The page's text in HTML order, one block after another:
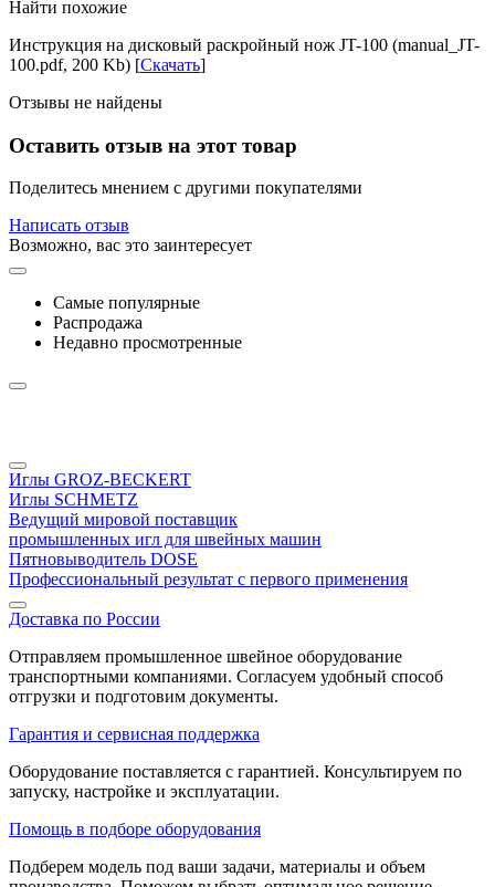
Найти похожие
Инструкция на дисковый раскройный нож JT-100 (manual_JT-
100.pdf, 200 Kb) [Скачать]
Отзывы не найдены
Оставить отзыв на этот товар
Поделитесь мнением с другими покупателями
Написать отзыв
Возможно, вас это заинтересует
Самые популярные
Распродажа
Недавно просмотренные
Иглы GROZ-BECKERT
Иглы SCHMETZ
Ведущий мировой поставщик
промышленных игл для швейных машин
Пятновыводитель DOSE
Профессиональный результат с первого применения
Доставка по России
Отправляем промышленное швейное оборудование
транспортными компаниями. Согласуем удобный способ
отгрузки и подготовим документы.
Гарантия и сервисная поддержка
Оборудование поставляется с гарантией. Консультируем по
запуску, настройке и эксплуатации.
Помощь в подборе оборудования
Подберем модель под ваши задачи, материалы и объем